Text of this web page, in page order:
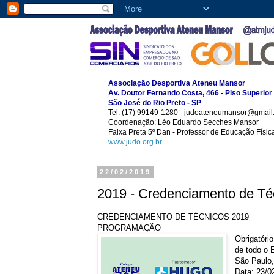
Associação Desportiva Ateneu Mansor
Av. Doutor Fernando Costa, 466 - Piso Superior
São José do Rio Preto - SP
Tel: (17) 99149-1280 -
Coordenação: Léo Eduardo Secches Mansor
Faixa Preta 5º Dan - Professor de Educação
www.judo.org.br
22/02/2019
2019 - Credenciamento de
CREDENCIAMENTO DE TÉCNICOS 2019
PROGRAMAÇÃO
de todo o
São
Data: 23/